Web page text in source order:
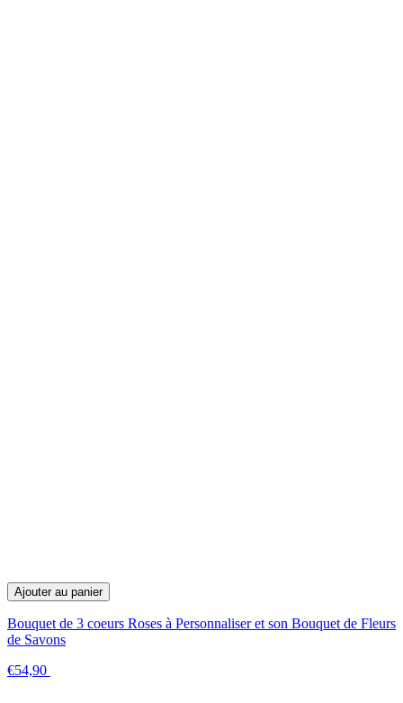
Ajouter au panier
Bouquet de 3 coeurs Roses à Personnaliser et son Bouquet de Fleurs
de Savons
€54,90